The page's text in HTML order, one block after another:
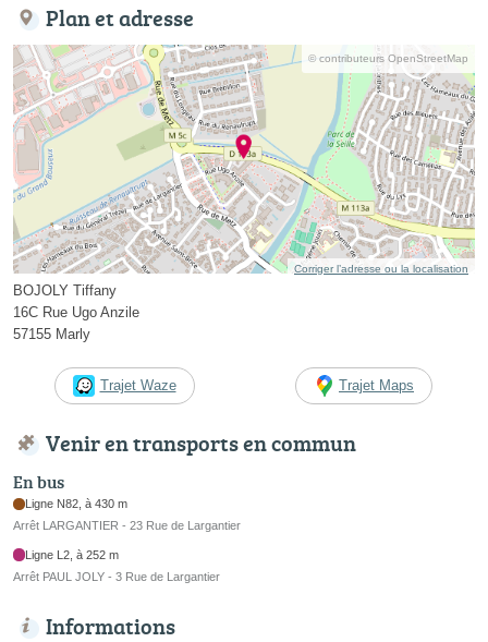
Plan et adresse
© contributeurs OpenStreetMap
Corriger l’adresse ou la localisation
BOJOLY Tiffany
16C Rue Ugo Anzile
57155 Marly
Trajet Waze Trajet Maps
Venir en transports en commun
En bus
Ligne N82, à 430 m
Arrêt LARGANTIER - 23 Rue de Largantier
Ligne L2, à 252 m
Arrêt PAUL JOLY - 3 Rue de Largantier
Informations